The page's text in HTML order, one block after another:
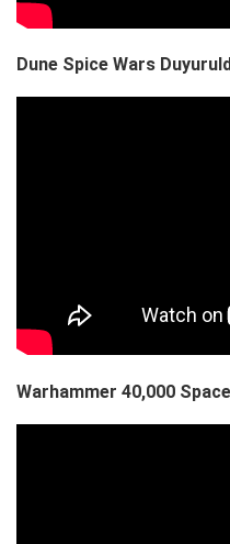
Dune Spice Wars
Warhammer 40,000